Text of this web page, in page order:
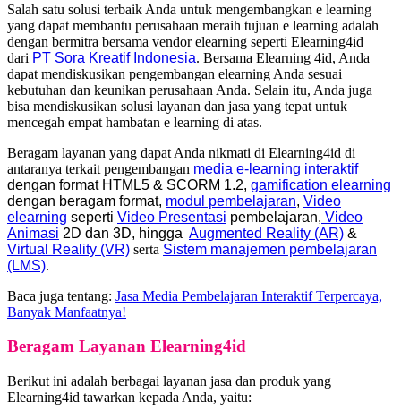
Salah satu solusi terbaik Anda untuk mengembangkan e learning
yang dapat membantu perusahaan meraih tujuan e learning adalah
dengan bermitra bersama vendor elearning seperti Elearning4id
dari PT Sora Kreatif Indonesia. Bersama Elearning 4id, Anda
dapat mendiskusikan pengembangan elearning Anda sesuai
kebutuhan dan keunikan perusahaan Anda. Selain itu, Anda juga
bisa mendiskusikan solusi layanan dan jasa yang tepat untuk
mencegah empat hambatan e learning di atas.
Beragam layanan yang dapat Anda nikmati di Elearning4id di
antaranya terkait pengembangan media e-learning interaktif
dengan format HTML5 & SCORM 1.2, gamification elearning
dengan beragam format, modul pembelajaran, Video
elearning seperti Video Presentasi pembelajaran, Video
Animasi 2D dan 3D, hingga Augmented Reality (AR) &
Virtual Reality (VR) serta Sistem manajemen pembelajaran
(LMS).
Baca juga tentang: Jasa Media Pembelajaran Interaktif Terpercaya,
Banyak Manfaatnya!
Beragam Layanan Elearning4id
Berikut ini adalah berbagai layanan jasa dan produk yang
Elearning4id tawarkan kepada Anda, yaitu: